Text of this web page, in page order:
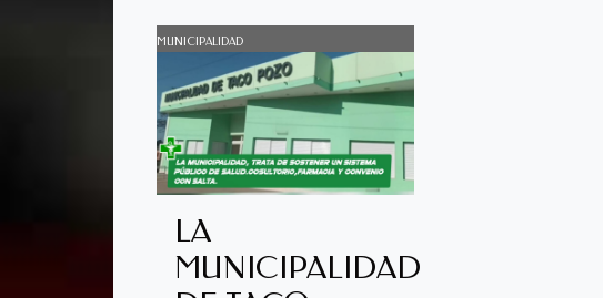
MUNICIPALIDAD
LA
MUNICIPALIDAD